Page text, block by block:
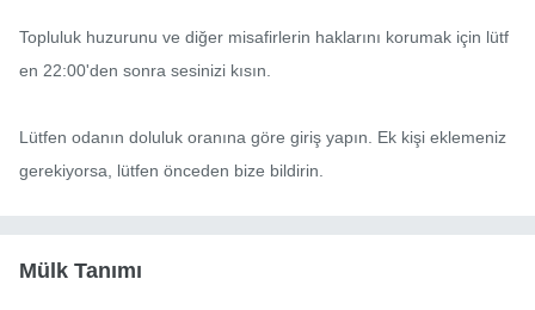
Topluluk huzurunu ve diğer misafirlerin haklarını korumak için lütf
en 22:00'den sonra sesinizi kısın.
Lütfen odanın doluluk oranına göre giriş yapın. Ek kişi eklemeniz
gerekiyorsa, lütfen önceden bize bildirin.
Mülk Tanımı